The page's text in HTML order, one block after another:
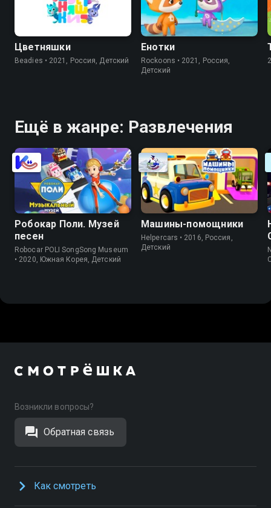
Цветняшки
Beadies • 2021, Россия, Детский
Енотки
Rockoons • 2021, Россия,
Детский
Ещё в жанре: Развлечения
Робокар Поли. Музей
песен
Robocar POLI SongSong Museum
• 2020, Южная Корея, Детский
Машины-помощники
Helpercars • 2016, Россия,
Детский
Возникли вопросы?
Обратная связь
Как смотреть